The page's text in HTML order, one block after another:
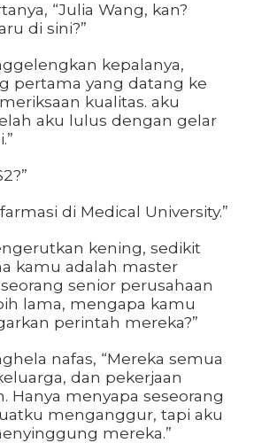
“Julia Wang, kan?
di sini?”
kepalanya,
pertama yang datang ke
kualitas. aku
aku lulus dengan gelar
di Medical University.”
kening, sedikit
kamu adalah master
senior perusahaan
lama, mengapa kamu
perintah mereka?”
nafas, “Mereka semua
dan pekerjaan
Hanya menyapa seseorang
menganggur, tapi aku
mereka.”